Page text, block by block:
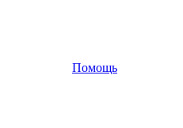
Помощь